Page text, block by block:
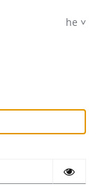
he